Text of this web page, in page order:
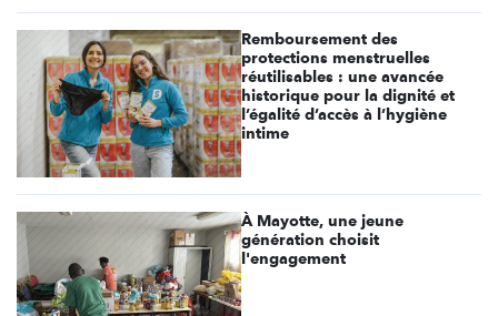
Remboursement des
protections menstruelles
réutilisables : une avancée
historique pour la dignité et
l’égalité d’accès à l’hygiène
intime
À Mayotte, une jeune
génération choisit
l'engagement